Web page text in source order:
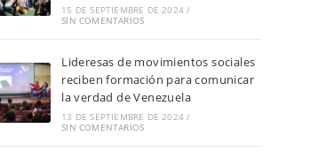
15 DE SEPTIEMBRE DE 2024 /
SIN COMENTARIOS
Lideresas de movimientos sociales
reciben formación para comunicar
la verdad de Venezuela
13 DE SEPTIEMBRE DE 2024 /
SIN COMENTARIOS